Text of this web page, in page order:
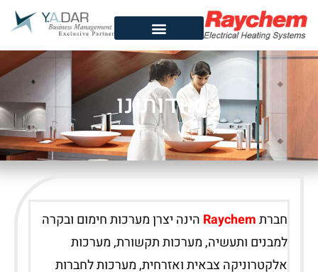
אודותינו
חברתRaychem הינה יצרן מערכות חימום ובקרה
למבנים ותעשיה, מערכות תקשורת, מערכות
אלקטרוניקה צבאית ואזרחית, מערכות לחברות